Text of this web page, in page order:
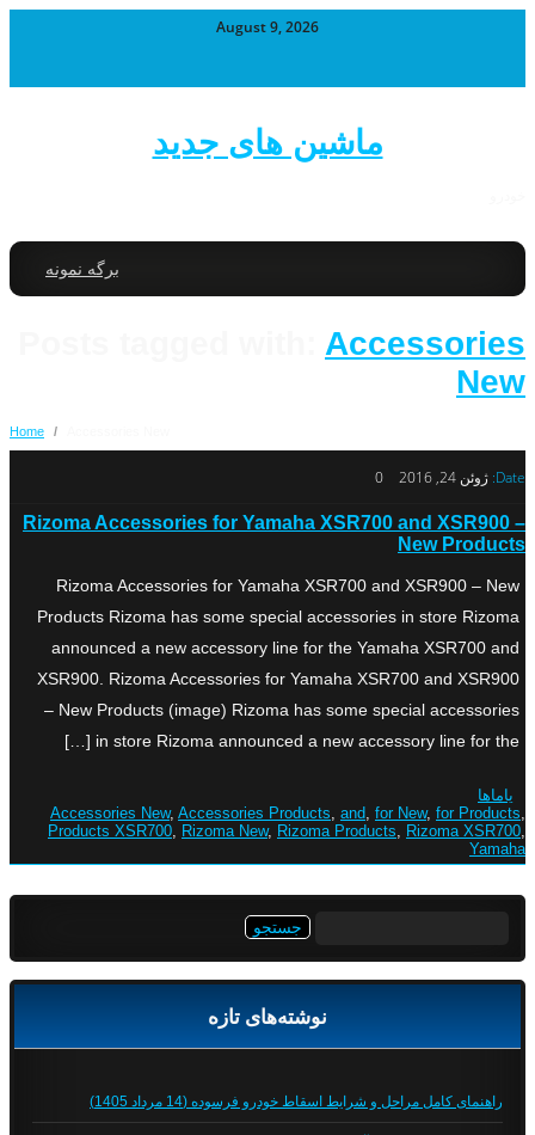
August 9, 2026
ماشین های جدید
برگه نمونه
Accessories
New
Home /
Date: ژوئن 24, 2016 0
Rizoma Accessories for Yamaha XSR700 and XSR900 –
New Products
Rizoma Accessories for Yamaha XSR700 and XSR900 – New
Products Rizoma has some special accessories in store Rizoma
announced a new accessory line for the Yamaha XSR700 and
XSR900. Rizoma Accessories for Yamaha XSR700 and XSR900
– New Products (image) Rizoma has some special accessories
in store Rizoma announced a new accessory line for the […]
یاماها
Accessories New, Accessories Products, and, for New, for Products,
Products XSR700, Rizoma New, Rizoma Products, Rizoma XSR700,
Yamaha
نوشته‌های تازه
راهنمای کامل مراحل و شرایط اسقاط خودرو فرسوده (14 مرداد 1405)